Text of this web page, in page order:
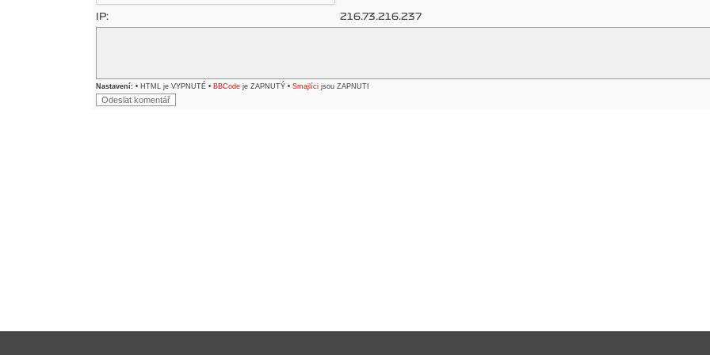
IP: 216.73.216.237
Nastavení: • HTML je VYPNUTÉ • BBCode je ZAPNUTÝ • Smajlíci jsou ZAPNUTI